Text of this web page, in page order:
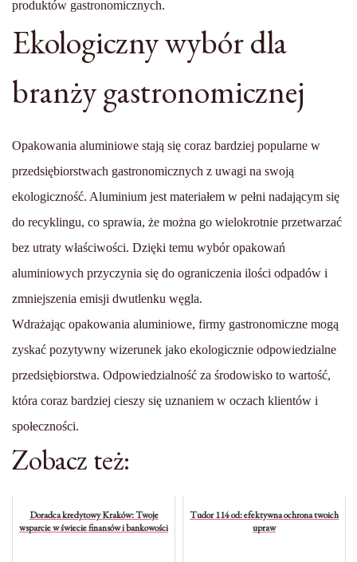
produktów gastronomicznych.
Ekologiczny wybór dla
branży gastronomicznej
Opakowania aluminiowe stają się coraz bardziej popularne w
przedsiębiorstwach gastronomicznych z uwagi na swoją
ekologiczność. Aluminium jest materiałem w pełni nadającym się
do recyklingu, co sprawia, że można go wielokrotnie przetwarzać
bez utraty właściwości. Dzięki temu wybór opakowań
aluminiowych przyczynia się do ograniczenia ilości odpadów i
zmniejszenia emisji dwutlenku węgla.
Wdrażając opakowania aluminiowe, firmy gastronomiczne mogą
zyskać pozytywny wizerunek jako ekologicznie odpowiedzialne
przedsiębiorstwa. Odpowiedzialność za środowisko to wartość,
która coraz bardziej cieszy się uznaniem w oczach klientów i
społeczności.
Zobacz też:
Doradca kredytowy Kraków: Twoje
wsparcie w świecie finansów i bankowości
Tudor 114 od: efektywna ochrona twoich
upraw